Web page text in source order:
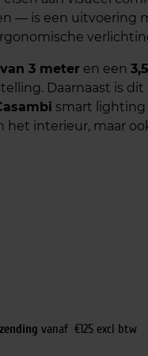
— is een uitvoering
3 meter en een
Daarnaast is dit
smart lighting
interieur, maar
vanaf €125 excl btw